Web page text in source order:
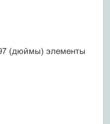
(дюймы) элементы